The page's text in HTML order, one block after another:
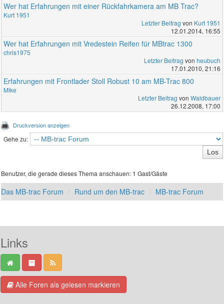
Wer hat Erfahrungen mit einer Rückfahrkamera am MB Trac?
Kurt 1951
Letzter Beitrag von Kurt 1951
12.01.2014, 16:55
Wer hat Erfahrungen mit Vredestein Reifen für MBtrac 1300
chris1975
Letzter Beitrag von heubuch
17.01.2010, 21:16
Erfahrungen mit Frontlader Stoll Robust 10 am MB-Trac 800
Mike
Letzter Beitrag von Waldbauer
26.12.2008, 17:00
Druckversion anzeigen
Gehe zu:
Benutzer, die gerade dieses Thema anschauen: 1 Gast/Gäste
Das MB-trac Forum Rund um den MB-trac MB-trac Forum
Links
Alle Foren als gelesen markieren